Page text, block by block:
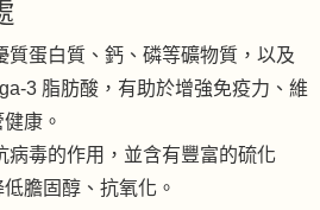
質蛋白質、鈣、磷等礦物質，以及
3 脂肪酸，有助於增強免疫力、維
康。
病毒的作用，並含有豐富的硫化
膽固醇、抗氧化。